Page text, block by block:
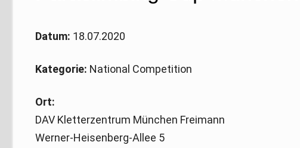
Datum: 18.07.2020
Kategorie: National Competition
Ort:
DAV Kletterzentrum München Freimann
Werner-Heisenberg-Allee 5